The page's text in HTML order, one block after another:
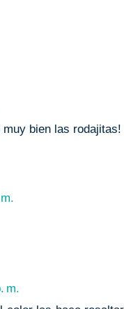
bien las rodajitas!
m.